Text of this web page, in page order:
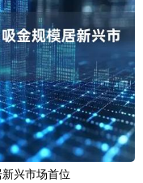
兴市场首位